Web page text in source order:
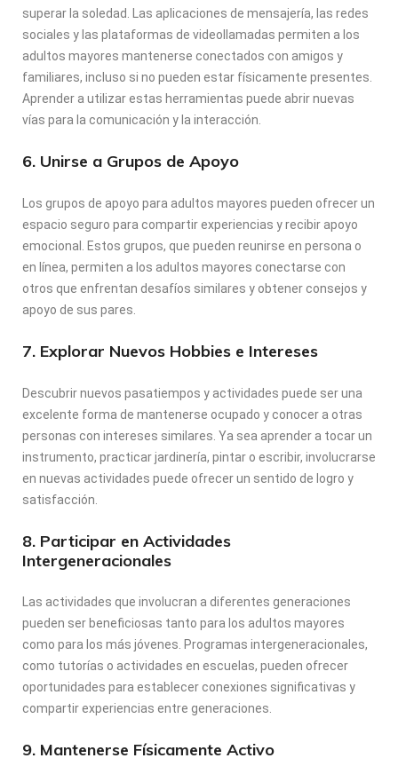
superar la soledad. Las aplicaciones de mensajería, las redes
sociales y las plataformas de videollamadas permiten a los
adultos mayores mantenerse conectados con amigos y
familiares, incluso si no pueden estar físicamente presentes.
Aprender a utilizar estas herramientas puede abrir nuevas
vías para la comunicación y la interacción.
6. Unirse a Grupos de Apoyo
Los grupos de apoyo para adultos mayores pueden ofrecer un
espacio seguro para compartir experiencias y recibir apoyo
emocional. Estos grupos, que pueden reunirse en persona o
en línea, permiten a los adultos mayores conectarse con
otros que enfrentan desafíos similares y obtener consejos y
apoyo de sus pares.
7. Explorar Nuevos Hobbies e Intereses
Descubrir nuevos pasatiempos y actividades puede ser una
excelente forma de mantenerse ocupado y conocer a otras
personas con intereses similares. Ya sea aprender a tocar un
instrumento, practicar jardinería, pintar o escribir, involucrarse
en nuevas actividades puede ofrecer un sentido de logro y
satisfacción.
8. Participar en Actividades
Intergeneracionales
Las actividades que involucran a diferentes generaciones
pueden ser beneficiosas tanto para los adultos mayores
como para los más jóvenes. Programas intergeneracionales,
como tutorías o actividades en escuelas, pueden ofrecer
oportunidades para establecer conexiones significativas y
compartir experiencias entre generaciones.
9. Mantenerse Físicamente Activo